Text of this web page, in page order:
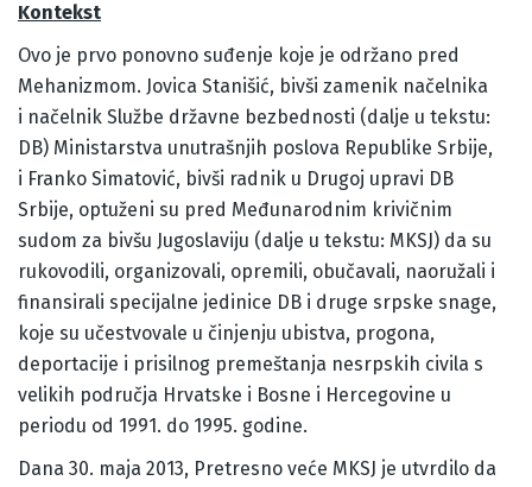
Kontekst
Ovo je prvo ponovno suđenje koje je održano pred
Mehanizmom. Jovica Stanišić, bivši zamenik načelnika
i načelnik Službe državne bezbednosti (dalje u tekstu:
DB) Ministarstva unutrašnjih poslova Republike Srbije,
i Franko Simatović, bivši radnik u Drugoj upravi DB
Srbije, optuženi su pred Međunarodnim krivičnim
sudom za bivšu Jugoslaviju (dalje u tekstu: MKSJ) da su
rukovodili, organizovali, opremili, obučavali, naoružali i
finansirali specijalne jedinice DB i druge srpske snage,
koje su učestvovale u činjenju ubistva, progona,
deportacije i prisilnog premeštanja nesrpskih civila s
velikih područja Hrvatske i Bosne i Hercegovine u
periodu od 1991. do 1995. godine.
Dana 30. maja 2013, Pretresno veće MKSJ je utvrdilo da